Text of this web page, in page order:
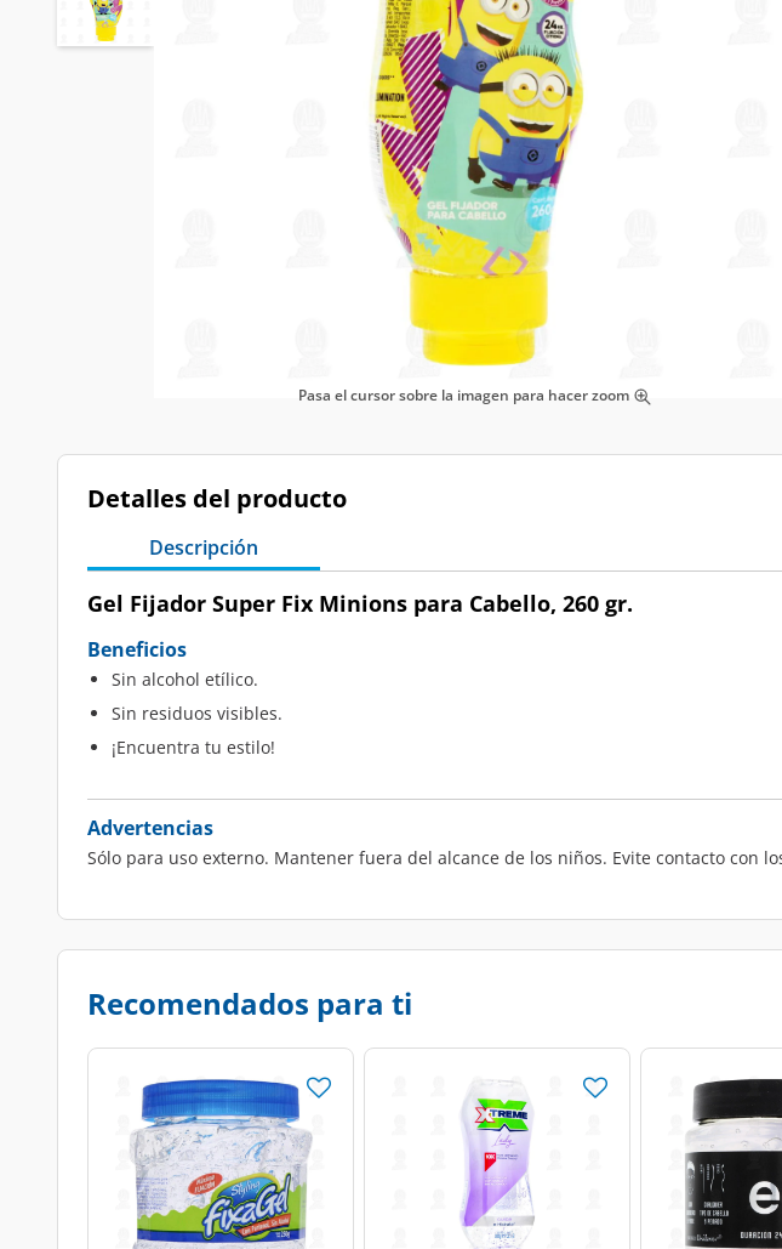
Pasa el cursor sobre la imagen para hacer zoom
Detalles del producto
Descripción
Gel Fijador Super Fix Minions para Cabello, 260 gr.
Beneficios
Sin alcohol etílico.
Sin residuos visibles.
¡Encuentra tu estilo!
Advertencias
Sólo para uso externo. Mantener fuera del alcance de los niños. Evite contacto con
Recomendados para ti